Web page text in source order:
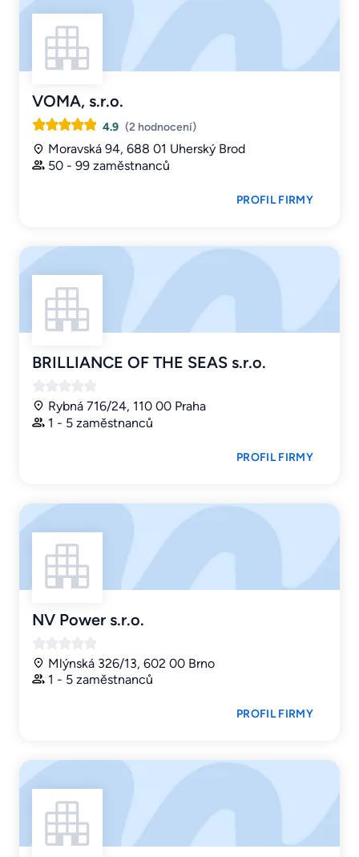
VOMA, s.r.o.
4.9 (2 hodnocení)
Moravská 94, 688 01 Uherský Brod
50 - 99 zaměstnanců
PROFIL FIRMY
BRILLIANCE OF THE SEAS s.r.o.
Rybná 716/24, 110 00 Praha
1 - 5 zaměstnanců
PROFIL FIRMY
NV Power s.r.o.
Mlýnská 326/13, 602 00 Brno
1 - 5 zaměstnanců
PROFIL FIRMY